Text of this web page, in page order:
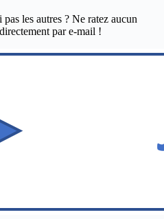
les autres ? Ne ratez aucun
par e-mail !